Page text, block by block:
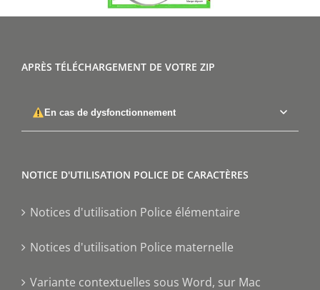
APRÈS TÉLÉCHARGEMENT DE VOTRE ZIP
En cas de dysfonctionnement
NOTICE D'UTILISATION POLICE DE CARACTÈRES
Notices d'utilisation Police élémentaire
Notices d'utilisation Police maternelle
Variante contextuelles sous Word, sur Mac